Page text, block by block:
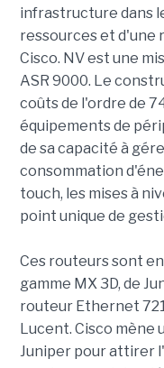
infrastructure dans
ressources et d'une
Cisco. NV est une
ASR 9000. Le
coûts de l'ordre de
équipements de
de sa capacité à
consommation
touch, les mises à
point unique de
Ces routeurs sont
gamme MX 3D, de
routeur Ethernet
Lucent. Cisco mène
Juniper pour attirer